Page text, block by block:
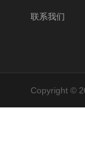
联系我们
Copyright ©